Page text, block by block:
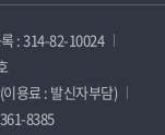
: 314-82-10024
용료 : 발신자부담)
8385